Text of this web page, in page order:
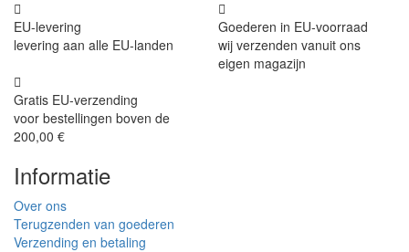
EU-levering
levering aan alle EU-landen
Goederen in EU-voorraad
wij verzenden vanuit ons
eigen magazijn
Gratis EU-verzending
voor bestellingen boven de
200,00 €
Informatie
Over ons
Terugzenden van goederen
Verzending en betaling